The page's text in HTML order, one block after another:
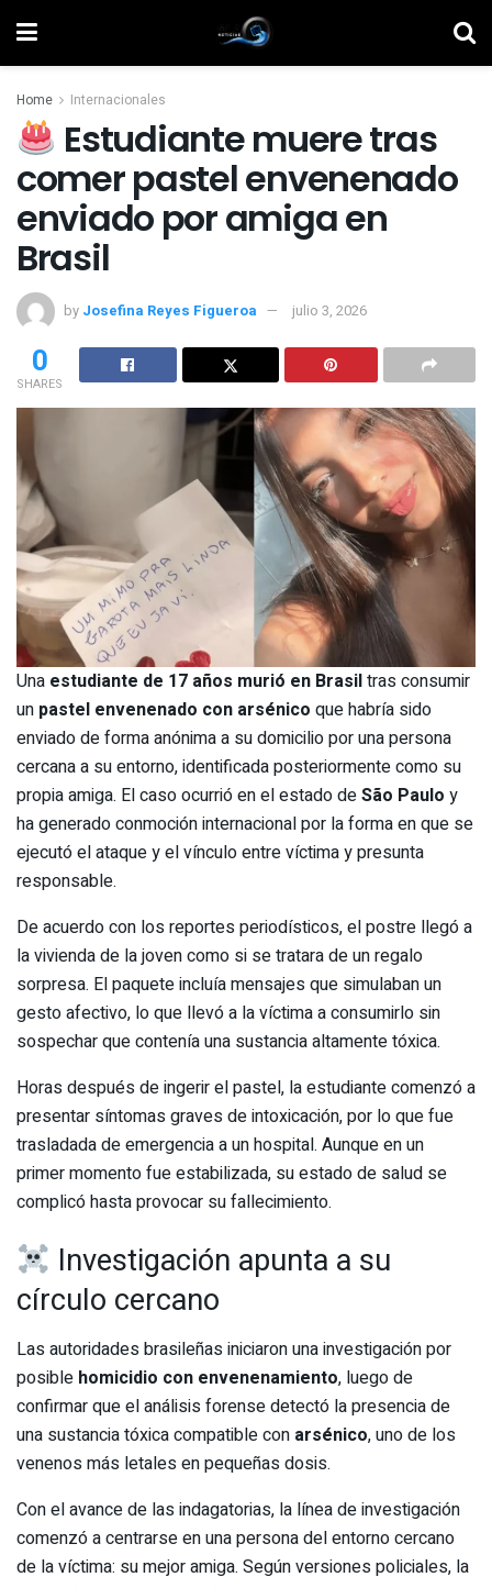
Home Internacionales
Estudiante muere tras
comer pastel envenenado
enviado por amiga en
Brasil
by Josefina Reyes Figueroa julio 3, 2026
0
SHARES
Una estudiante de 17 años murió en Brasiltras consumir
un pastel envenenado con arsénico que habría sido
enviado de forma anónima a su domicilio por una persona
cercana a su entorno, identificada posteriormente como su
propia amiga. El caso ocurrió en el estado deSão Paulo y
ha generado conmoción internacional por la forma en que se
ejecutó el ataque y el vínculo entre víctima y presunta
responsable.
De acuerdo con los reportes periodísticos, el postre llegó a
la vivienda de la joven como si se tratara de un regalo
sorpresa. El paquete incluía mensajes que simulaban un
gesto afectivo, lo que llevó a la víctima a consumirlo sin
sospechar que contenía una sustancia altamente tóxica.
Horas después de ingerir el pastel, la estudiante comenzó a
presentar síntomas graves de intoxicación, por lo que fue
trasladada de emergencia a un hospital. Aunque en un
primer momento fue estabilizada, su estado de salud se
complicó hasta provocar su fallecimiento.
Investigación apunta a su
círculo cercano
Las autoridades brasileñas iniciaron una investigación por
posible homicidio con envenenamiento, luego de
confirmar que el análisis forense detectó la presencia de
una sustancia tóxica compatible con arsénico, uno de los
venenos más letales en pequeñas dosis.
Con el avance de las indagatorias, la línea de investigación
comenzó a centrarse en una persona del entorno cercano
de la víctima: su mejor amiga. Según versiones policiales, la